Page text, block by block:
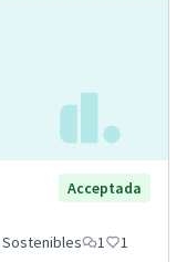
Acceptada
1 1